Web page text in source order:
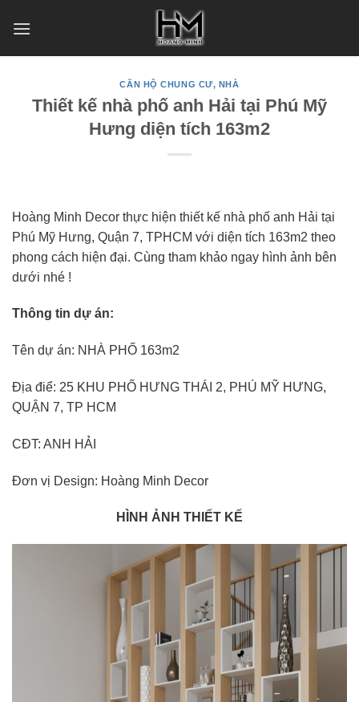
CĂN HỘ CHUNG CƯ, NHÀ
Thiết kế nhà phố anh Hải tại Phú Mỹ
Hưng diện tích 163m2
Hoàng Minh Decor thực hiện thiết kế nhà phố anh Hải tại
Phú Mỹ Hưng, Quận 7, TPHCM với diện tích 163m2 theo
phong cách hiện đại. Cùng tham khảo ngay hình ảnh bên
dưới nhé !
Thông tin dự án:
Tên dự án: NHÀ PHỐ 163m2
Địa điể: 25 KHU PHỐ HƯNG THÁI 2, PHÚ MỸ HƯNG,
QUẬN 7, TP HCM
CĐT: ANH HẢI
Đơn vị Design: Hoàng Minh Decor
HÌNH ẢNH THIẾT KẾ